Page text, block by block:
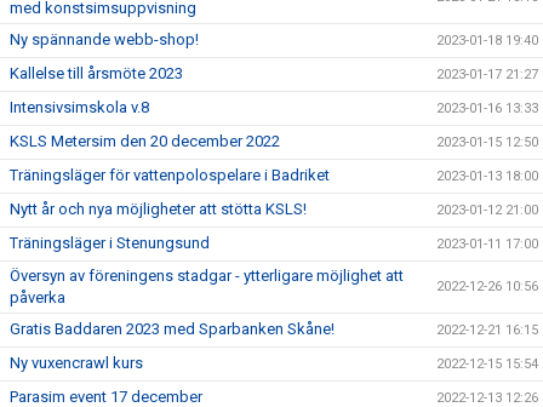
med konstsimsuppvisning
Ny spännande webb-shop! 2023-01-18 19:40
Kallelse till årsmöte 2023 2023-01-17 21:27
Intensivsimskola v.8 2023-01-16 13:33
KSLS Metersim den 20 december 2022 2023-01-15 12:50
Träningsläger för vattenpolospelare i Badriket 2023-01-13 18:00
Nytt år och nya möjligheter att stötta KSLS! 2023-01-12 21:00
Träningsläger i Stenungsund 2023-01-11 17:00
Översyn av föreningens stadgar - ytterligare möjlighet att
påverka
2022-12-26 10:56
Gratis Baddaren 2023 med Sparbanken Skåne! 2022-12-21 16:15
Ny vuxencrawl kurs 2022-12-15 15:54
Parasim event 17 december 2022-12-13 12:26